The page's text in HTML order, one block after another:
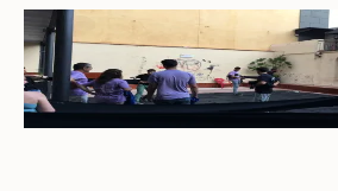
Ñ
O
Z